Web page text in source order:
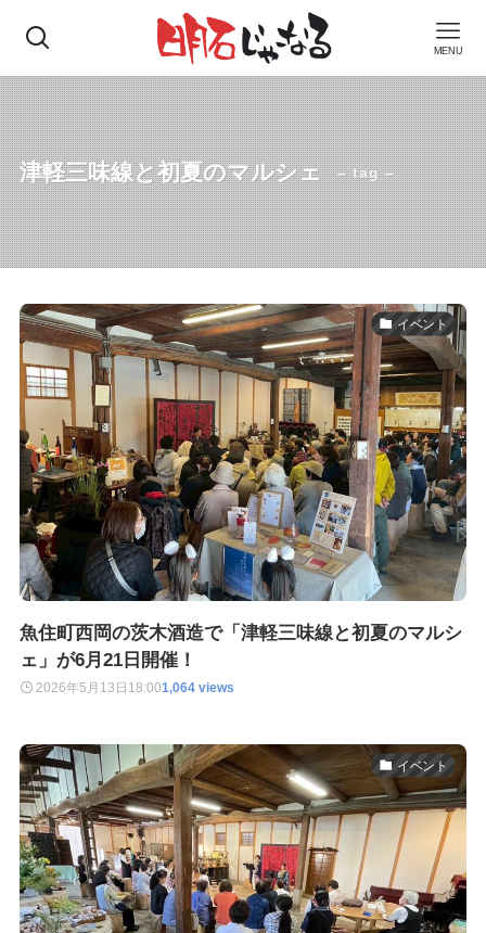
MENU
津軽三味線と初夏のマルシェ – tag –
イベント
魚住町西岡の茨木酒造で「津軽三味線と初夏のマルシ
ェ」が6月21日開催！
2026年5月13日 18:001,064 views
イベント